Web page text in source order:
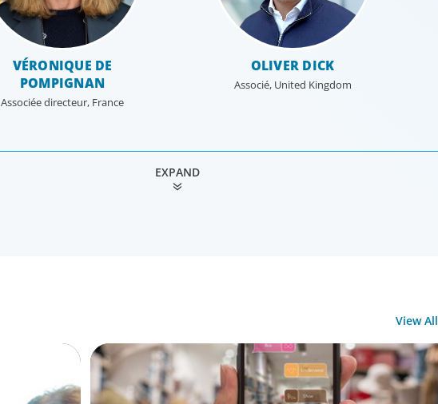
VÉRONIQUE DE
POMPIGNAN
Associée directeur, France
OLIVER DICK
Associé, United Kingdom
EXPAND
View All
RETAIL & ECOMMERCE
Interim Marketing Director for an International
Retailer